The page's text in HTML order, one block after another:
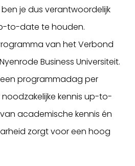
je dus verantwoordelijk
to-date te houden.
van het Verbond
Business Universiteit.
programmadag per
kennis up-to-
academische kennis én
zorgt voor een hoog